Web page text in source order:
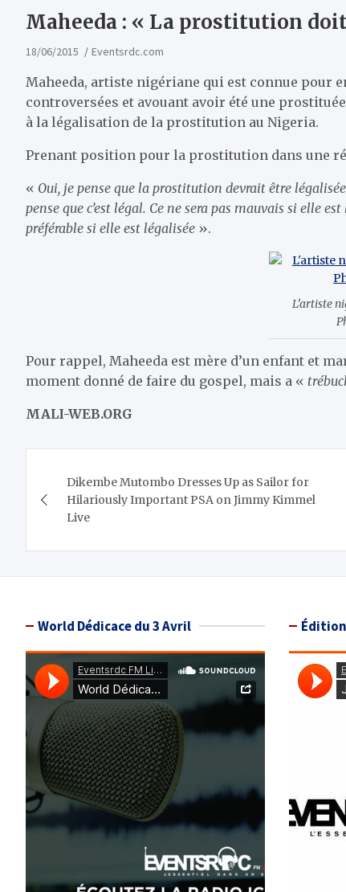
Maheeda : « La prostitution
18/06/2015 Eventsrdc.com
Maheeda, artiste nigériane qui est connue pour
controversées et avouant avoir été une
à la légalisation de la prostitution au Nigeria.
Prenant position pour la prostitution dans une
« Oui, je pense que la prostitution devrait être légalisée.
pense que c’est légal. Ce ne sera pas mauvais si elle
préférable si elle est légalisée ».
L’artiste
Pour rappel, Maheeda est mère d’un enfant et
moment donné de faire du gospel, mais a «
MALI-WEB.ORG
de
l’article
Dikembe Mutombo Dresses Up as Sailor for
Hilariously Important PSA on Jimmy Kimmel
Live
World Dédicace du 3 Avril